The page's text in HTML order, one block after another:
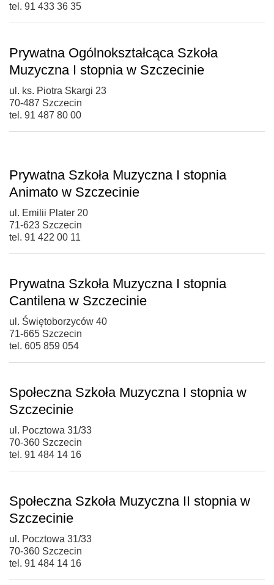
tel. 91 433 36 35
Prywatna Ogólnokształcąca Szkoła
Muzyczna I stopnia w Szczecinie
ul. ks. Piotra Skargi 23
70-487 Szczecin
tel. 91 487 80 00
Prywatna Szkoła Muzyczna I stopnia
Animato w Szczecinie
ul. Emilii Plater 20
71-623 Szczecin
tel. 91 422 00 11
Prywatna Szkoła Muzyczna I stopnia
Cantilena w Szczecinie
ul. Świętoborzyców 40
71-665 Szczecin
tel. 605 859 054
Społeczna Szkoła Muzyczna I stopnia w
Szczecinie
ul. Pocztowa 31/33
70-360 Szczecin
tel. 91 484 14 16
Społeczna Szkoła Muzyczna II stopnia w
Szczecinie
ul. Pocztowa 31/33
70-360 Szczecin
tel. 91 484 14 16